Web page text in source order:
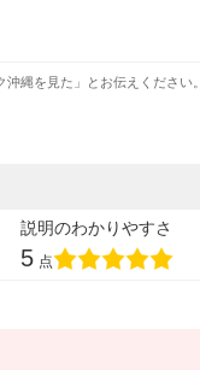
縄を見た」とお伝えください。
説明のわかりやすさ
5 点